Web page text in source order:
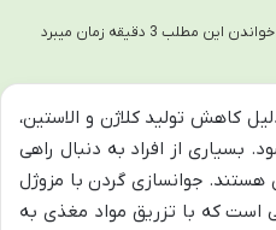
خواندن این مطلب 3 دقیقه زمان میبرد
کاهش تولید کلاژن و الاستین،
بسیاری از افراد به دنبال راهی
هستند. جوانسازی گردن با مزوژل
است که با تزریق مواد مغذی به